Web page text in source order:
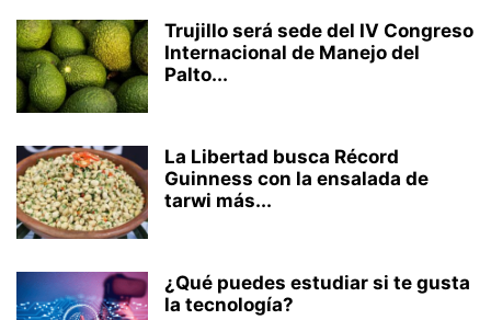
Trujillo será sede del IV Congreso
Internacional de Manejo del
Palto...
La Libertad busca Récord
Guinness con la ensalada de
tarwi más...
¿Qué puedes estudiar si te gusta
la tecnología?